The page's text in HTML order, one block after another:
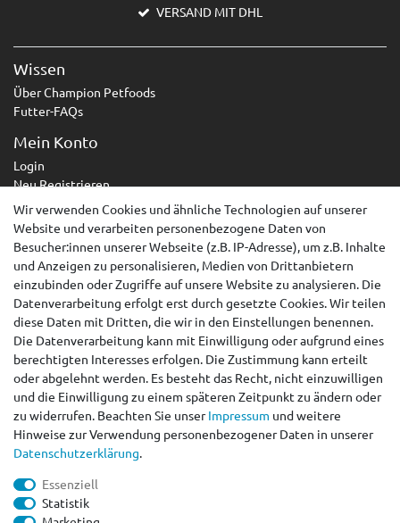
VERSAND MIT DHL
Wissen
Über Champion Petfoods
Futter-FAQs
Mein Konto
Login
Neu Registrieren
Service
Zahlungsarten
Versandarten & -kosten
Kontakt
Widerrufsrecht
Widerruf erklären
AGB
Impressum
Datenschutzerklärung
Barrierefreiheitserklärung
Kontakt
+49 (0)39203/ 962101
info@peteo.de
Wir verwenden Cookies und ähnliche Technologien auf unserer
Website und verarbeiten personenbezogene Daten von
Besucher:innen unserer Webseite (z.B. IP-Adresse), um z.B. Inhalte
und Anzeigen zu personalisieren, Medien von Drittanbietern
einzubinden oder Zugriffe auf unsere Website zu analysieren. Die
Datenverarbeitung erfolgt erst durch gesetzte Cookies. Wir teilen
diese Daten mit Dritten, die wir in den Einstellungen benennen.
Die Datenverarbeitung kann mit Einwilligung oder aufgrund eines
berechtigten Interesses erfolgen. Die Zustimmung kann erteilt
oder abgelehnt werden. Es besteht das Recht, nicht einzuwilligen
und die Einwilligung zu einem späteren Zeitpunkt zu ändern oder
zu widerrufen. Beachten Sie unserImpressum und weitere
Hinweise zur Verwendung personenbezogener Daten in unserer
Daten­schutz­erklärung.
Essenziell
Statistik